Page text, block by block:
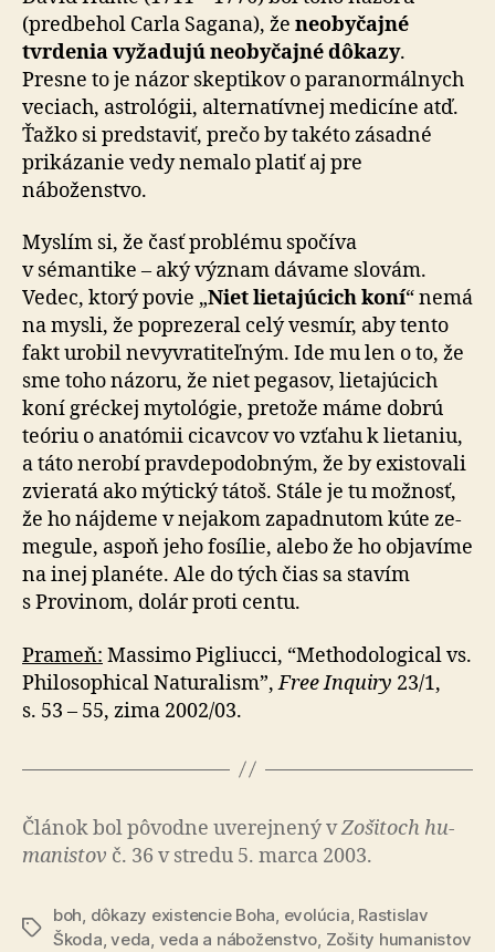
(predbehol Carla Sagana), že neobyčajné
tvrdenia vyžadujú neobyčajné dôkazy.
Presne to je názor skep­ti­kov o paranormálnych
veciach, astrológii, alternatívnej medicíne atď.
Ťažko si predstaviť, prečo by takéto zásadné
prikázanie vedy nemalo platiť aj pre
náboženstvo.
Myslím si, že časť problému spočíva
v sémantike – aký vý­znam dávame slovám.
Vedec, ktorý povie „Niet lie­ta­jú­cich koní“ nemá
na mysli, že poprezeral celý vesmír, aby tento
fakt urobil nevyvratiteľným. Ide mu len o to, že
sme toho názoru, že niet pegasov, lietajúcich
koní gréckej my­to­ló­gie, pretože máme dobrú
teóriu o anatómii cicavcov vo vzťahu k lietaniu,
a táto nerobí pravdepodobným, že by existovali
zvieratá ako mýtický tátoš. Stále je tu mož­nosť,
že ho nájdeme v nejakom zapadnutom kúte ze­
me­gu­le, aspoň jeho fosílie, alebo že ho objavíme
na inej pla­né­te. Ale do tých čias sa stavím
s Provinom, dolár proti cen­tu.
Prameň: Massimo Pigliucci, “Metho­do­lo­gi­cal vs.
Phi­lo­so­phi­cal Na­tu­ra­lism”,Free Inquiry 23/1,
s. 53 – 55, zima 2002/03.
Článok bol pô­vod­ne uve­rej­ne­ný vZo­ši­toch hu­
ma­nis­tov č. 36 v stredu 5. marca 2003.
Značky
boh dôkazy existencie Boha evolúcia Rastislav
Škoda ,veda veda a náboženstvo Zošity humanistov